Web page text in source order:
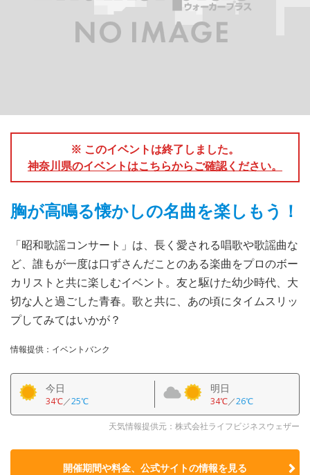
※ このイベントは終了しました。
神奈川県のイベントはこちらからご確認ください。
胸が高鳴る懐かしの名曲を楽しもう！
「昭和歌謡コンサート」は、長く愛される唱歌や歌謡曲な
ど、誰もが一度は口ずさんだことのある楽曲をプロのボー
カリストと共に楽しむイベント。友と駆けた幼少時代、大
切な人と過ごした青春。歌と共に、あの頃にタイムスリッ
プしてみてはいかが？
情報提供：イベントバンク
今日
34℃／25℃
明日
34℃／26℃
天気情報提供元：株式会社ライフビジネスウェザー
開催期間や料金、公式サイトの情報を見る